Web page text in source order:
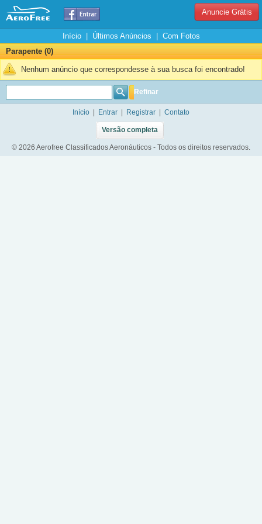
Anuncie Grátis
Início| Últimos Anúncios
Com Fotos
Parapente (0)
Nenhum anúncio que correspondesse à sua busca foi encontrado!
Refinar
Início Entrar Registrar Contato
Versão completa
© 2026 Aerofree Classificados Aeronáuticos - Todos os direitos reservados.